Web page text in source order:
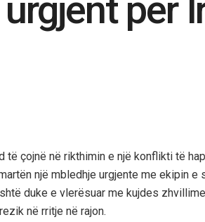
për
çojnë në rikthimin e një konflikti të
një mbledhje urgjente me ekipin e
duke e vlerësuar me kujdes
në rritje në rajon.